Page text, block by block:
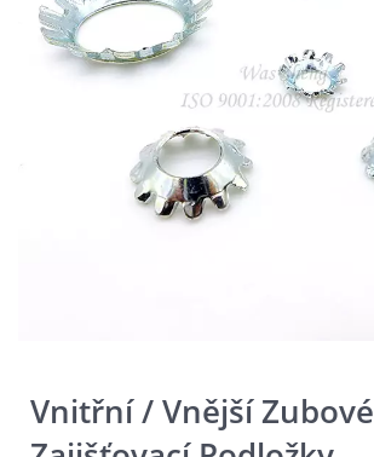
Vnitřní / Vnější Zubové